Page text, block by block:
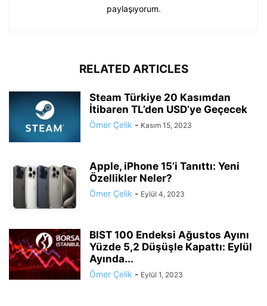
paylaşıyorum.
RELATED ARTICLES
Steam Türkiye 20 Kasımdan
İtibaren TL’den USD’ye Geçecek
Ömer Çelik - Kasım 15, 2023
Apple, iPhone 15’i Tanıttı: Yeni
Özellikler Neler?
Ömer Çelik - Eylül 4, 2023
BIST 100 Endeksi Ağustos Ayını
Yüzde 5,2 Düşüşle Kapattı: Eylül
Ayında...
Ömer Çelik - Eylül 1, 2023